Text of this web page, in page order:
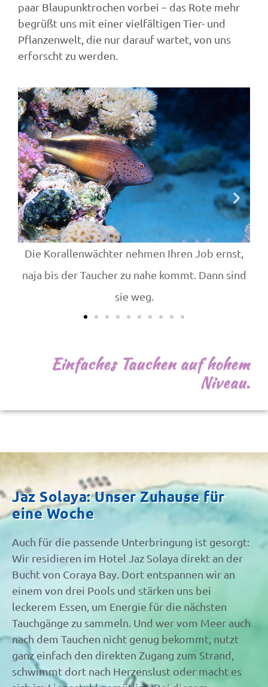
paar Blaupunktrochen vorbei – das Rote mehr
begrüßt uns mit einer vielfältigen Tier- und
Pflanzenwelt, die nur darauf wartet, von uns
erforscht zu werden.
Die Korallenwächter nehmen Ihren Job ernst,
naja bis der Taucher zu nahe kommt. Dann sind
sie weg.
Einfaches Tauchen auf hohem
Niveau.
Jaz Solaya: Unser Zuhause für
eine Woche
Auch für die passende Unterbringung ist gesorgt:
Wir residieren im Hotel Jaz Solaya direkt an der
Bucht von Coraya Bay. Dort entspannen wir an
einem von drei Pools und stärken uns bei
leckerem Essen, um Energie für die nächsten
Tauchgänge zu sammeln. Und wer vom Meer auch
nach dem Tauchen nicht genug bekommt, nutzt
ganz einfach den direkten Zugang zum Strand,
schwimmt dort nach Herzenslust oder macht es